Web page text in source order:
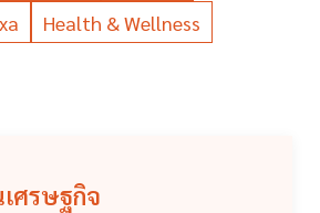
Health & Wellness
ศรษฐกิจ